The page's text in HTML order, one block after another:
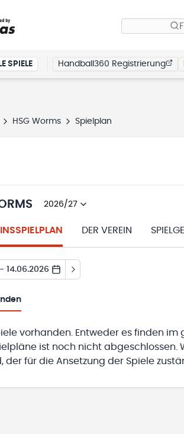
SPIELE Handball360 Registrierung
HSG Worms Spielplan
2026/27
DER VEREIN
14.06.2026
vorhanden. Entweder es finden
ist noch nicht abgeschlossen.
der für die Ansetzung der Spiele